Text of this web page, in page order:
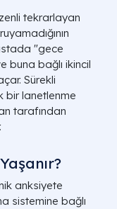
tekrarlayan
"gece
buna bağlı ikincil
Sürekli
bir lanetlenme
tarafından
anksiyete
sistemine bağlı